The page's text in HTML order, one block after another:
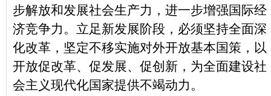
步解放和发展社会生产力，进一步增强国际经
济竞争力。立足新发展阶段，必须坚持全面深
化改革，坚定不移实施对外开放基本国策，以
开放促改革、促发展、促创新，为全面建设社
会主义现代化国家提供不竭动力。